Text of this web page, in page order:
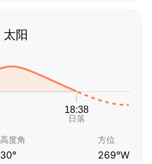
太阳
高度角
30°
方位
269°W